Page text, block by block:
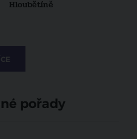
Hloubětíně
pořady